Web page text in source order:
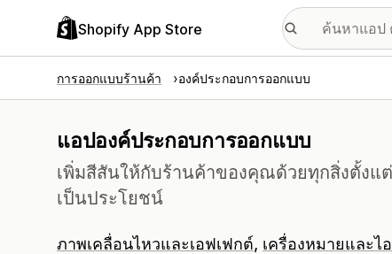
Shopify App Store
การออกแบบร้านค้า องค์ประกอบการออกแบบ
แอปองค์ประกอบการออกแบบ
เพิ่มสีสันให้กับร้านค้าของคุณด้วยทุกสิ่งตั้งแ
เป็นประโยชน์
ภาพเคลื่อนไหวและเอฟเฟกต์ เครื่องหมายและไ